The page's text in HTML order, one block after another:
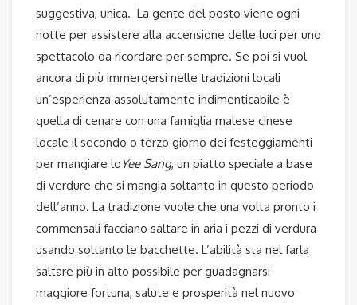
suggestiva, unica. La gente del posto viene ogni
notte per assistere alla accensione delle luci per uno
spettacolo da ricordare per sempre. Se poi si vuol
ancora di più immergersi nelle tradizioni locali
un’esperienza assolutamente indimenticabile è
quella di cenare con una famiglia malese cinese
locale il secondo o terzo giorno dei festeggiamenti
per mangiare loYee Sang, un piatto speciale a base
di verdure che si mangia soltanto in questo periodo
dell’anno. La tradizione vuole che una volta pronto i
commensali facciano saltare in aria i pezzi di verdura
usando soltanto le bacchette. L’abilità sta nel farla
saltare più in alto possibile per guadagnarsi
maggiore fortuna, salute e prosperità nel nuovo